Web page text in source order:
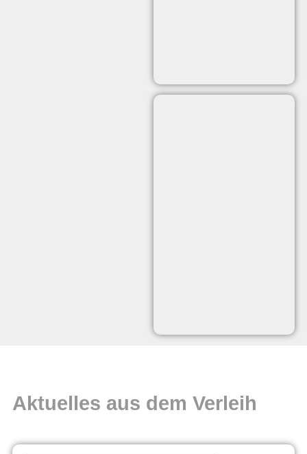
Aktuelles aus dem Verleih